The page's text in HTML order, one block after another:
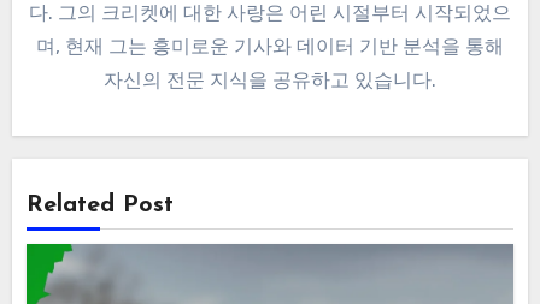
다. 그의 크리켓에 대한 사랑은 어린 시절부터 시작되었으
며, 현재 그는 흥미로운 기사와 데이터 기반 분석을 통해
자신의 전문 지식을 공유하고 있습니다.
Related Post